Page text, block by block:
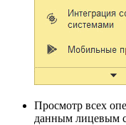
Просмотр всех
данным лицевым